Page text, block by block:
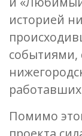
историей
событиями,
Помимо